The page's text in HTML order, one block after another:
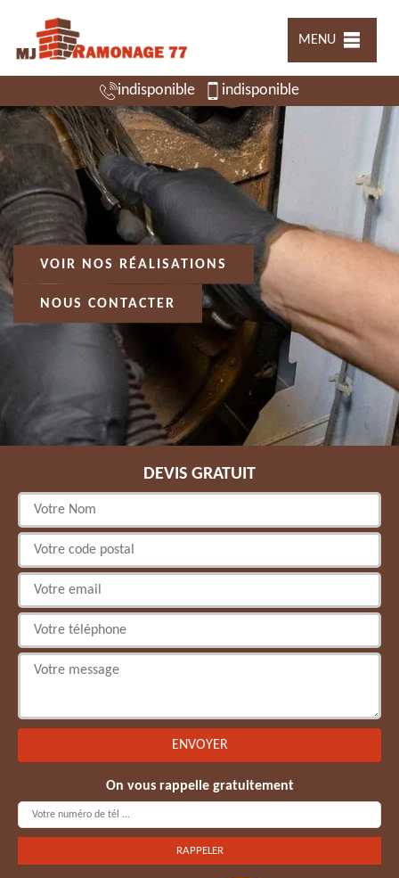
MENU
indisponible indisponible
VOIR NOS RÉALISATIONS
NOUS CONTACTER
DEVIS GRATUIT
On vous rappelle gratuitement